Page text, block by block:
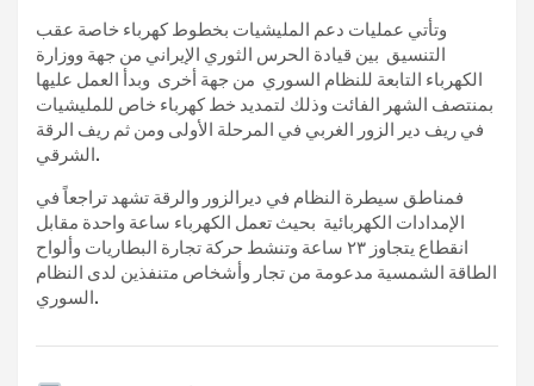
وتأتي عمليات دعم المليشيات بخطوط كهرباء خاصة عقب
التنسيق بين قيادة الحرس الثوري الإيراني من جهة ووزارة
الكهرباء التابعة للنظام السوري من جهة أخرى وبدأ العمل عليها
بمنتصف الشهر الفائت وذلك لتمديد خط كهرباء خاص للمليشيات
في ريف دير الزور الغربي في المرحلة الأولى ومن ثم ريف الرقة
الشرقي.
فمناطق سيطرة النظام في ديرالزور والرقة تشهد تراجعاً في
الإمدادات الكهربائية بحيث تعمل الكهرباء ساعة واحدة مقابل
انقطاع يتجاوز ٢٣ ساعة وتنشط حركة تجارة البطاريات وألواح
الطاقة الشمسية مدعومة من تجار وأشخاص متنفذين لدى النظام
السوري.